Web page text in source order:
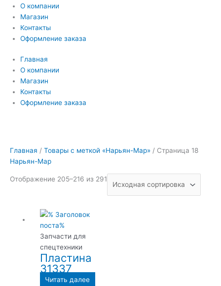
О компании
Магазин
Контакты
Оформление заказа
Главная
О компании
Магазин
Контакты
Оформление заказа
Главная / Товары с меткой «Нарьян-Мар» / Страница 18
Нарьян-Мар
Отображение 205–216 из 291
Запчасти для
спецтехники
Пластина
31337
Читать далее